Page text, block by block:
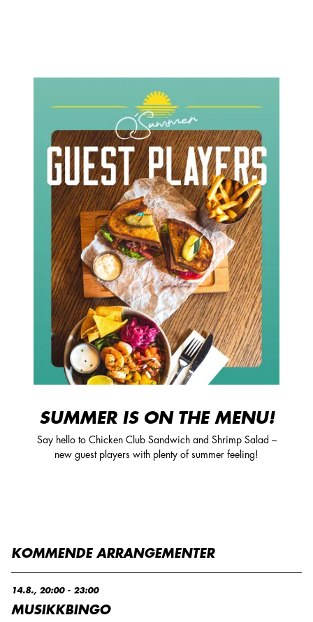
SUMMER IS ON THE MENU!
Say hello to Chicken Club Sandwich and Shrimp Salad –
new guest players with plenty of summer feeling!
KOMMENDE ARRANGEMENTER
14.8., 20:00- 23:00
MUSIKKBINGO